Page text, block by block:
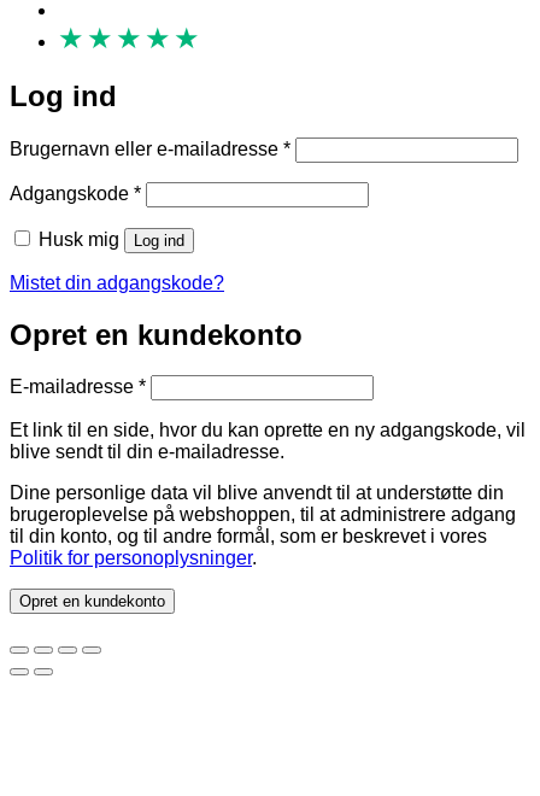
★ ★ ★ ★ ★
Log ind
Brugernavn eller e-mailadresse *Påkrævet
Adgangskode *Påkrævet
Husk mig Log ind
Mistet din adgangskode?
Opret en kundekonto
E-mailadresse *Påkrævet
Et link til en side, hvor du kan oprette en ny adgangskode, vil
blive sendt til din e-mailadresse.
Dine personlige data vil blive anvendt til at understøtte din
brugeroplevelse på webshoppen, til at administrere adgang
til din konto, og til andre formål, som er beskrevet i vores
Politik for personoplysninger.
Opret en kundekonto